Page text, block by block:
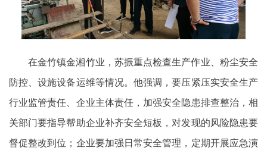
在金竹镇金湘竹业，苏振重点检查生产作业、粉尘安全
防控、设施设备运维等情况。他强调，要压紧压实安全生产
行业监管责任、企业主体责任，加强安全隐患排查整治，相
关部门要指导帮助企业补齐安全短板，对发现的风险隐患要
督促整改到位；企业要加强日常安全管理，定期开展应急演